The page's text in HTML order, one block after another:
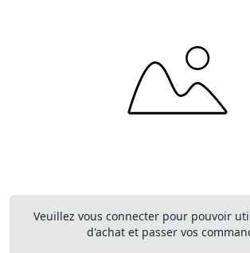
Veuillez vous connecter pour pouvoir
d'achat et passer vos